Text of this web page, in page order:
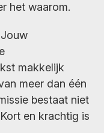
het waarom.
Jouw
makkelijk
meer dan één
bestaat niet
en krachtig is